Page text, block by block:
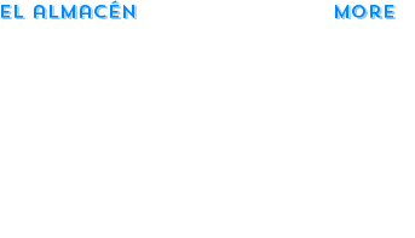
El almacén More